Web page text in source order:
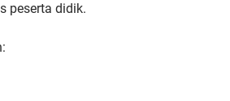
peserta didik.